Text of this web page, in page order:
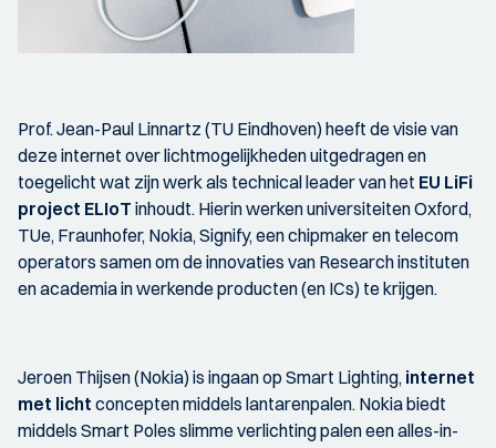
Prof. Jean-Paul Linnartz (TU Eindhoven) heeft de visie van
deze internet over lichtmogelijkheden uitgedragen en
toegelicht wat zijn werk als technical leader van het EU LiFi
project ELIoT inhoudt. Hierin werken universiteiten Oxford,
TUe, Fraunhofer, Nokia, Signify, een chipmaker en telecom
operators samen om de innovaties van Research instituten
en academia in werkende producten (en ICs) te krijgen.
Jeroen Thijsen (Nokia) is ingaan op Smart Lighting, internet
met licht concepten middels lantarenpalen. Nokia biedt
middels Smart Poles slimme verlichting palen een alles-in-